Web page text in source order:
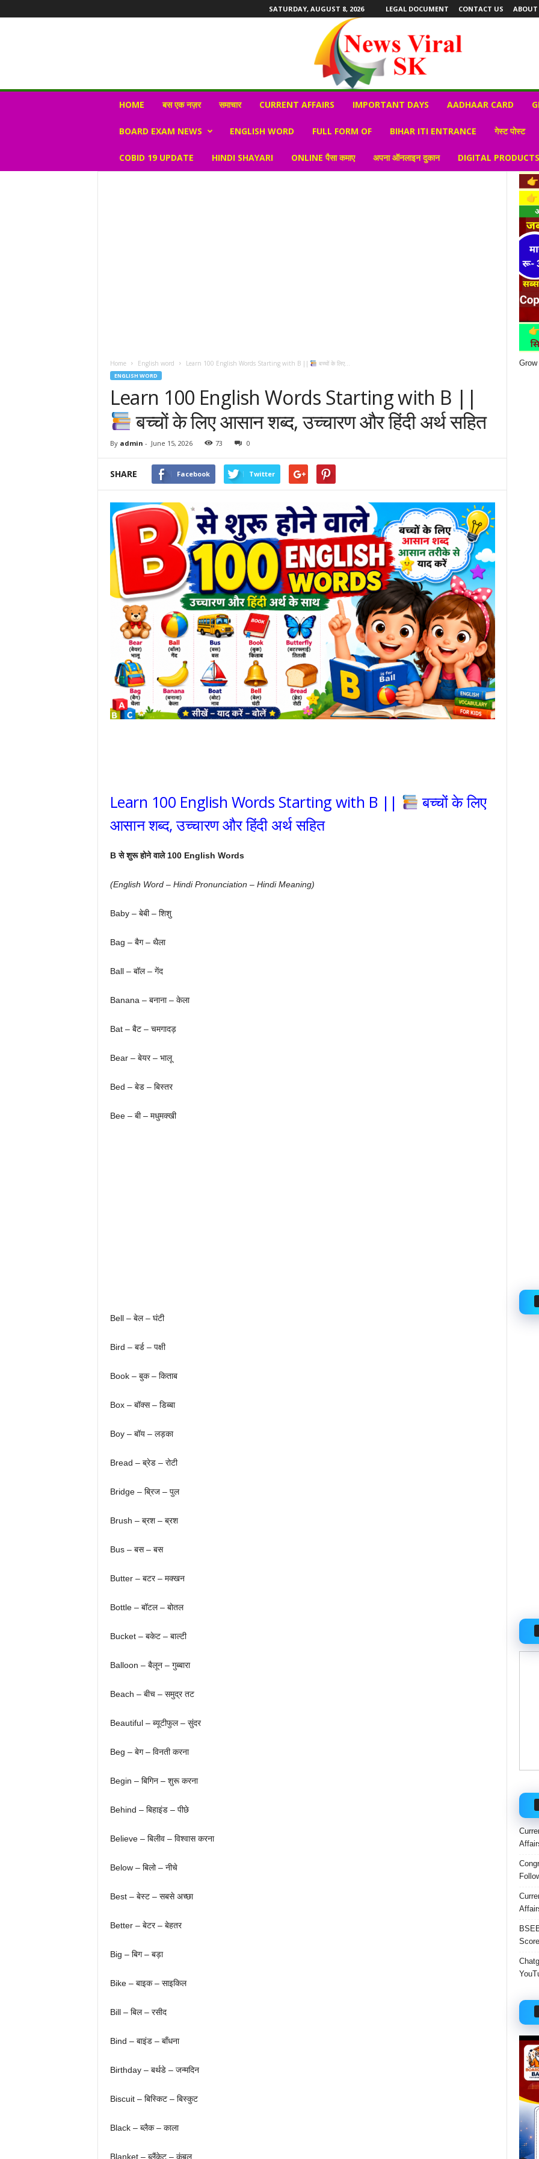
SATURDAY, AUGUST 8, 2026 LEGAL DOCUMENT CONTACT US ABOUT
r
HOME बस एक नज़र समाचार CURRENT AFFAIRS IMPORTANT DAYS AADHAAR CARD
BOARD EXAM NEWS ENGLISH WORD FULL FORM OF BIHAR ITI ENTRANCE गेस्ट पोस्ट
COBID 19 UPDATE HINDI SHAYARI ONLINE पैसा कमाए अपना ऑनलाइन दुकान DIGITAL
Home English word Learn 100 English Words Starting with B || बच्चों के लिए...
ENGLISH WORD
Learn 100 English Words Starting with B ||
बच्चों के लिए आसान शब्द, उच्चारण और हिंदी अर्थ सहित
By admin - June 15, 2026 73 0
SHARE Facebook Twitter
Learn 100 English Words Starting with B ||
बच्चों के लिए
आसान शब्द, उच्चारण और हिंदी अर्थ सहित
B से शुरू होने वाले 100 English Words
(English Word – Hindi Pronunciation – Hindi Meaning)
Baby – बेबी – शिशु
Bag – बैग – थैला
Ball – बॉल – गेंद
Banana – बनाना – केला
Bat – बैट – चमगादड़
Bear – बेयर – भालू
Bed – बेड – बिस्तर
Bee – बी – मधुमक्खी
Bell – बेल – घंटी
Bird – बर्ड – पक्षी
Book – बुक – किताब
Box – बॉक्स – डिब्बा
Boy – बॉय – लड़का
Bread – ब्रेड – रोटी
Bridge – ब्रिज – पुल
Brush – ब्रश – ब्रश
Bus – बस – बस
Butter – बटर – मक्खन
Bottle – बॉटल – बोतल
Bucket – बकेट – बाल्टी
Balloon – बैलून – गुब्बारा
Beach – बीच – समुद्र तट
Beautiful – ब्यूटीफुल – सुंदर
Beg – बेग – विनती करना
Begin – बिगिन – शुरू करना
Behind – बिहाइंड – पीछे
Believe – बिलीव – विश्वास करना
Below – बिलो – नीचे
Best – बेस्ट – सबसे अच्छा
Better – बेटर – बेहतर
Big – बिग – बड़ा
Bike – बाइक – साइकिल
Bill – बिल – रसीद
Bind – बाइंड – बाँधना
Birthday – बर्थडे – जन्मदिन
Biscuit – बिस्किट – बिस्कुट
Black – ब्लैक – काला
Blanket – ब्लैंकेट – कंबल